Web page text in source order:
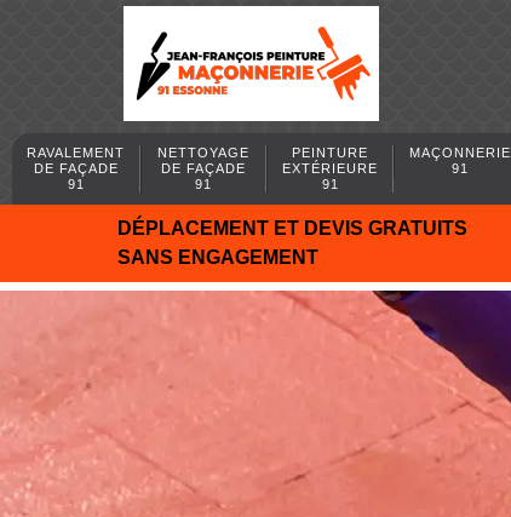
RAVALEMENT
DE FAÇADE
91
NETTOYAGE
DE FAÇADE
91
PEINTURE
EXTÉRIEURE
91
MAÇONNERIE
91
DÉPLACEMENT ET DEVIS GRATUITS
SANS ENGAGEMENT